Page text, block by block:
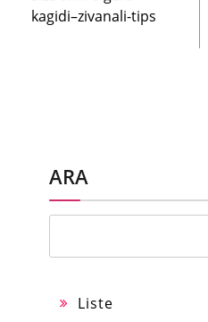
kagidi–zivanali-tips
ARA
Liste